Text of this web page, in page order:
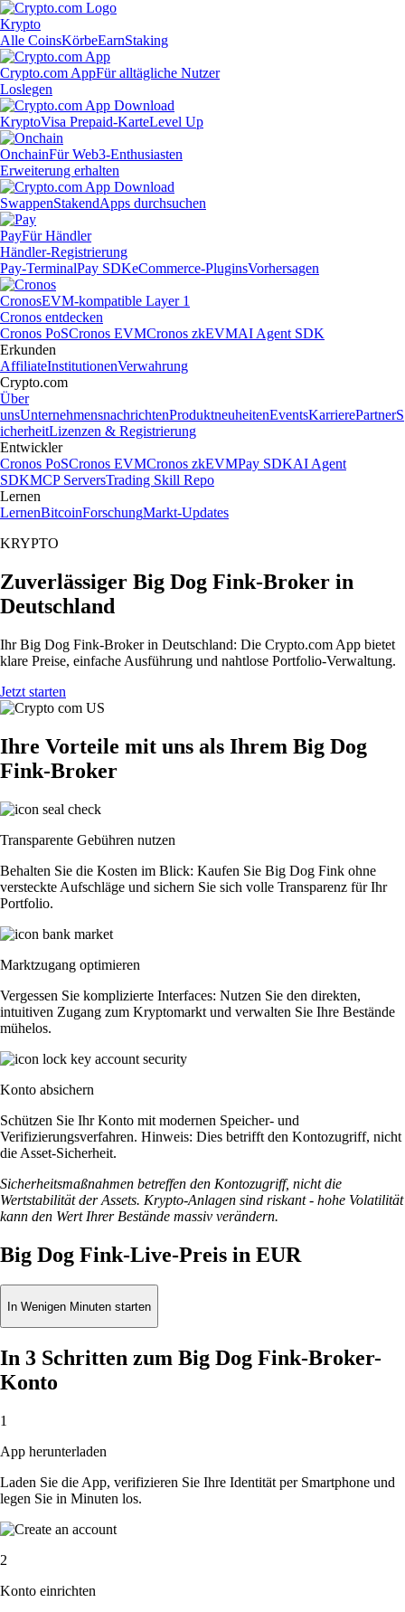
Krypto
Alle CoinsKörbeEarnStaking
Crypto.com AppFür alltägliche Nutzer
Loslegen
KryptoVisa Prepaid-KarteLevel Up
OnchainFür Web3-Enthusiasten
Erweiterung erhalten
SwappenStakendApps durchsuchen
PayFür Händler
Händler-Registrierung
Pay-TerminalPay SDKeCommerce-PluginsVorhersagen
CronosEVM-kompatible Layer 1
Cronos entdecken
Cronos PoSCronos EVMCronos zkEVMAI Agent SDK
Erkunden
AffiliateInstitutionenVerwahrung
Crypto.com
Über
unsUnternehmensnachrichtenProduktneuheitenEventsKarrierePartnerS
icherheitLizenzen & Registrierung
Entwickler
Cronos PoSCronos EVMCronos zkEVMPay SDKAI Agent
SDKMCP ServersTrading Skill Repo
Lernen
LernenBitcoinForschungMarkt-Updates
KRYPTO
Zuverlässiger Big Dog Fink-Broker in
Deutschland
Ihr Big Dog Fink-Broker in Deutschland: Die Crypto.com App bietet
klare Preise, einfache Ausführung und nahtlose Portfolio-Verwaltung.
Jetzt starten
Ihre Vorteile mit uns als Ihrem Big Dog
Fink-Broker
Transparente Gebühren nutzen
Behalten Sie die Kosten im Blick: Kaufen Sie Big Dog Fink ohne
versteckte Aufschläge und sichern Sie sich volle Transparenz für Ihr
Portfolio.
Marktzugang optimieren
Vergessen Sie komplizierte Interfaces: Nutzen Sie den direkten,
intuitiven Zugang zum Kryptomarkt und verwalten Sie Ihre Bestände
mühelos.
Konto absichern
Schützen Sie Ihr Konto mit modernen Speicher- und
Verifizierungsverfahren. Hinweis: Dies betrifft den Kontozugriff, nicht
die Asset-Sicherheit.
Sicherheitsmaßnahmen betreffen den Kontozugriff, nicht die
Wertstabilität der Assets. Krypto-Anlagen sind riskant - hohe Volatilität
kann den Wert Ihrer Bestände massiv verändern.
Big Dog Fink-Live-Preis in EUR
In Wenigen Minuten starten
In 3 Schritten zum Big Dog Fink-Broker-
Konto
1
App herunterladen
Laden Sie die App, verifizieren Sie Ihre Identität per Smartphone und
legen Sie in Minuten los.
2
Konto einrichten